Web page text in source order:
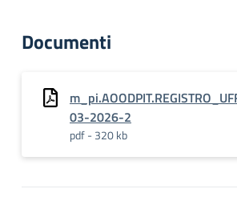
Documenti
03-2026-2
pdf - 320 kb